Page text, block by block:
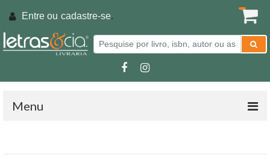
Entre ou cadastre-se.
Menu